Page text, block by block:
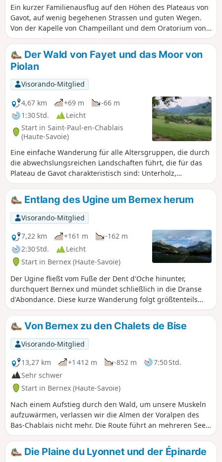
Ein kurzer Familienausflug auf den Höhen des Plateaus von
Gavot, auf wenig begehenen Strassen und guten Wegen.
Von der Kapelle von Champeillant und dem Oratorium von
Perron aus geniesst man einen herrlichen Panoramablick
auf den Genfersee und die Gipfel des Chablais bis zum
Mont-Blanc.
Der Wald von Fayet und das Moor von
Piolan
Visorando-Mitglied
4,67 km
+69 m
-66 m
1:30 Std.
Leicht
Start in Saint-Paul-en-Chablais
(Haute-Savoie)
Eine einfache Wanderung für alle Altersgruppen, die durch
die abwechslungsreichen Landschaften führt, die für das
Plateau de Gavot charakteristisch sind: Unterholz,
Waldränder, Wiesen, Sümpfe und Moore. Mehrere schöne
Aussichtspunkte auf die Dent d'Oche und Ausblicke auf den
Genfer See und das Jura.
Entlang des Ugine um Bernex herum
Visorando-Mitglied
7,22 km
+161 m
-162 m
2:30 Std.
Leicht
Start in Bernex (Haute-Savoie)
Der Ugine fließt vom Fuße der Dent d'Oche hinunter,
durchquert Bernex und mündet schließlich in die Dranse
d'Abondance. Diese kurze Wanderung folgt größtenteils
dem Flusslauf, führt durch hübsche Weiler und zu zwei
Kapellen aus dem 19. Jahrhundert sowie einer
Wallfahrtsgrotte, vor der Kulisse der Gipfel des Mémises-
Oche-Massivs.
Von Bernex zu den Chalets de Bise
Visorando-Mitglied
13,27 km
+1 412 m -852 m
7:50 Std.
Sehr schwer
Start in Bernex (Haute-Savoie)
Nach einem Aufstieg durch den Wald, um unsere Muskeln
aufzuwärmen, verlassen wir die Almen der Voralpen des
Bas-Chablais nicht mehr. Die Route führt an mehreren Seen
vorbei und bietet Panoramablicke von den Juraketten bis
zum Mont-Blanc-Massiv, bevor sie unter die Cornettes de
Bise abtaucht.
Die Plaine du Lyonnet und der Épinarde